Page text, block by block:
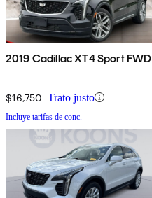
2019 Cadillac XT4 Sport FWD
$16,750 Trato justo
Incluye tarifas de conc.